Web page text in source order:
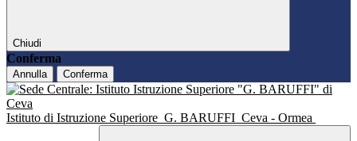
Chiudi
Conferma
Annulla Conferma
Istituto di Istruzione Superiore G. BARUFFI Ceva - Ormea